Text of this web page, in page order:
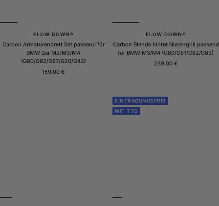
FLOW DOWN®
Carbon Armaturenbrett Set passend für
BMW 2er M2/M3/M4
(G80/G82/G87/G20/G42)
Angebotspreis
159,00 €
FLOW DOWN®
Carbon Blende hinter Nierengrill passend
für BMW M3/M4 (G80/G81/G82/G83)
Angebotspreis
239,00 €
EINTRAGUNGSFREI
MIT TTG